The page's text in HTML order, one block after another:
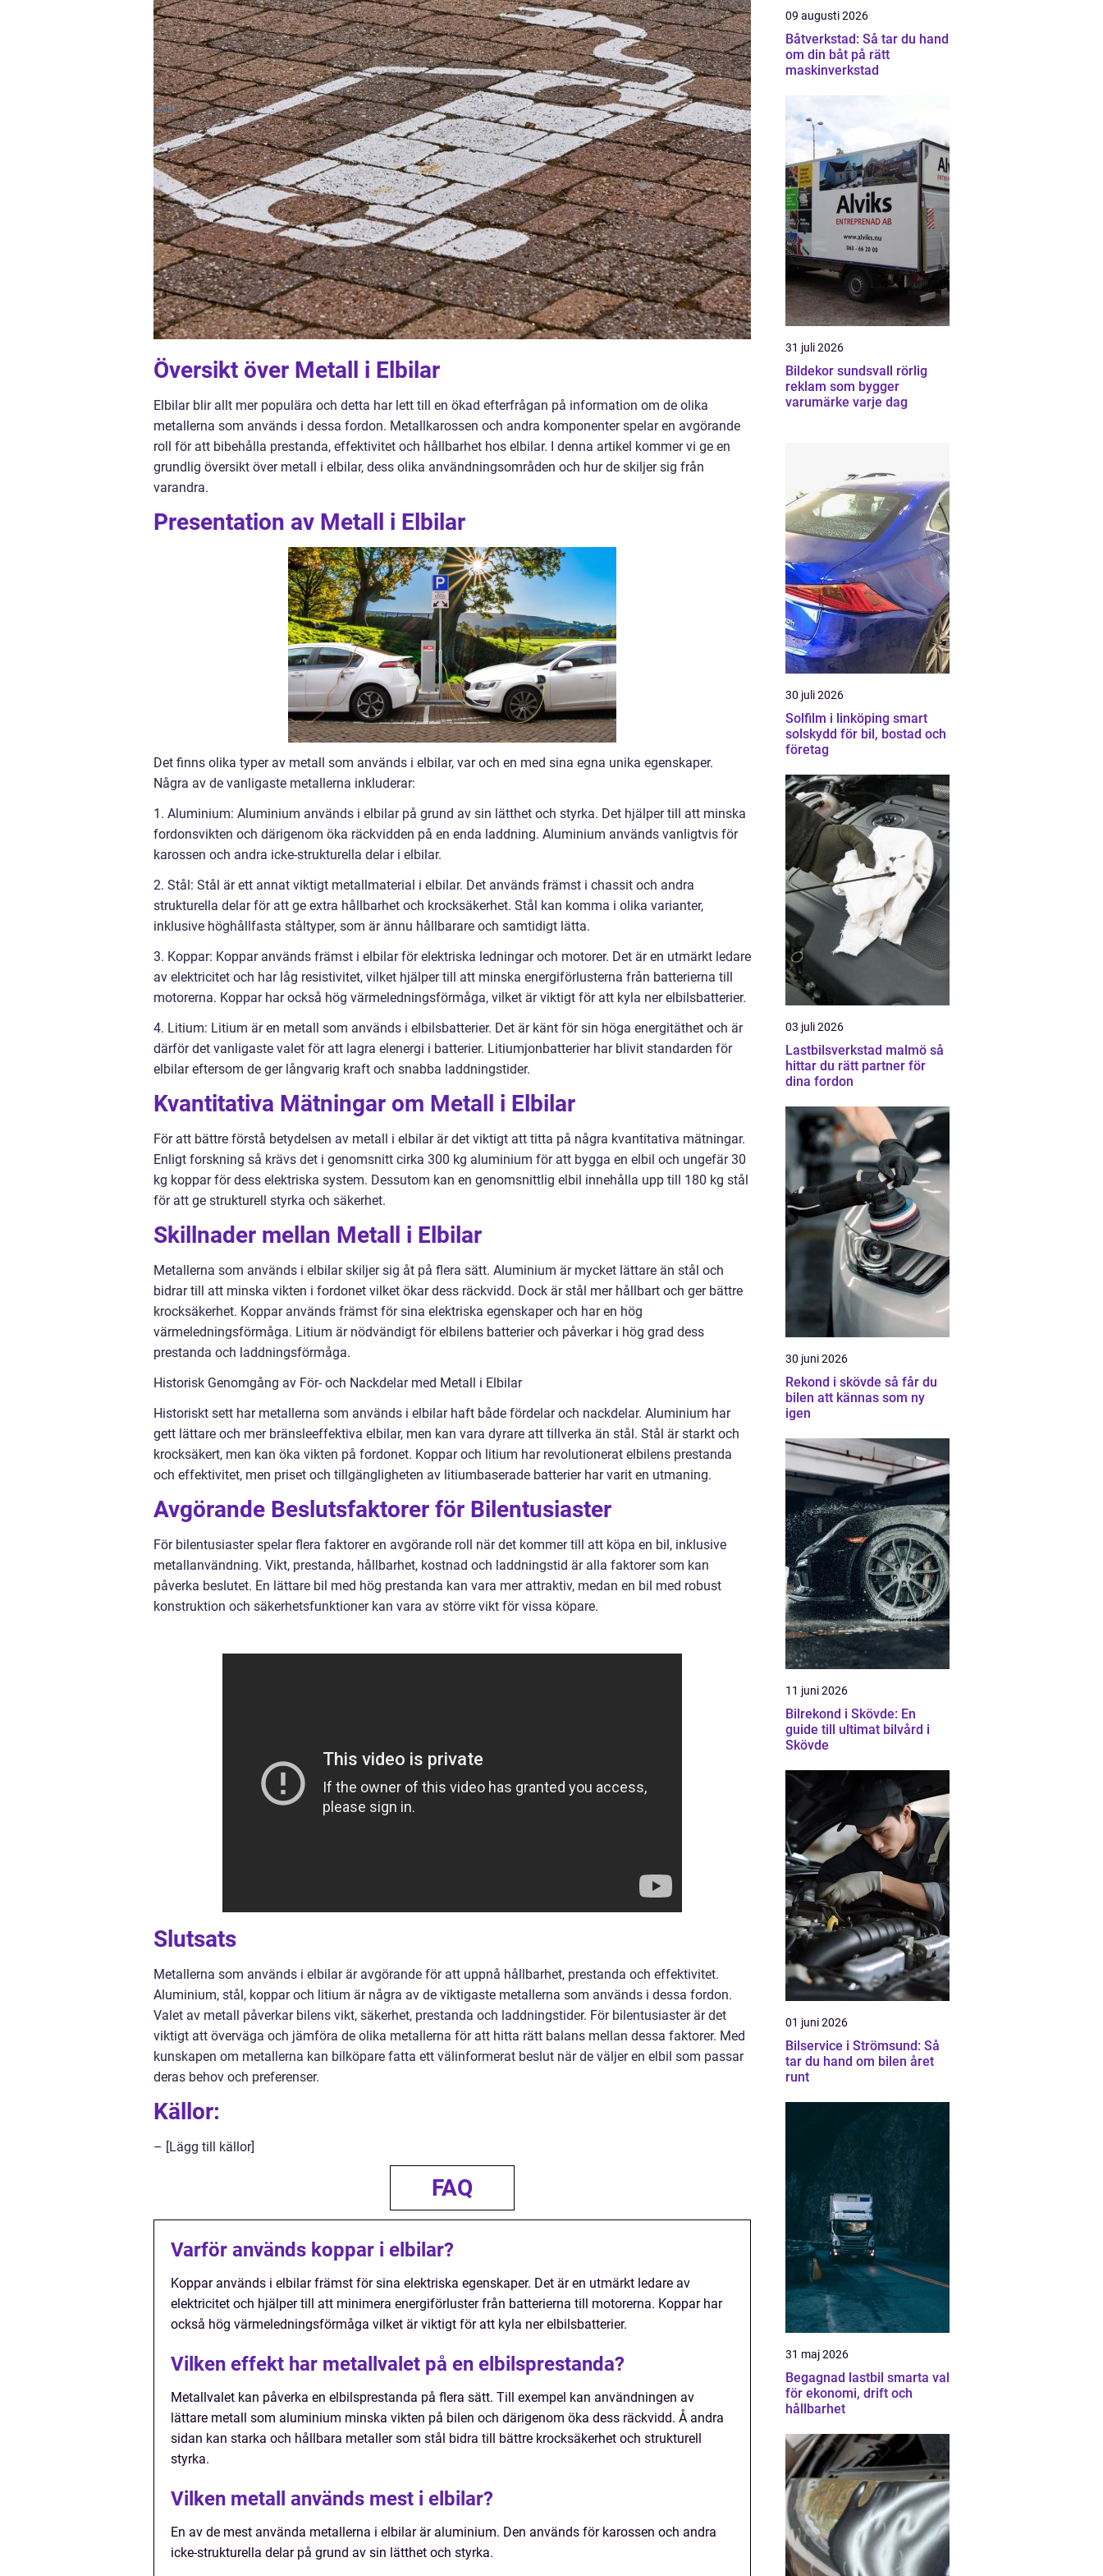
Översikt över Metall i Elbilar
Elbilar blir allt mer populära och detta har lett till en ökad efterfrågan på information om de olika
metallerna som används i dessa fordon. Metallkarossen och andra komponenter spelar en avgörande
roll för att bibehålla prestanda, effektivitet och hållbarhet hos elbilar. I denna artikel kommer vi ge en
grundlig översikt över metall i elbilar, dess olika användningsområden och hur de skiljer sig från
varandra.
Presentation av Metall i Elbilar
Det finns olika typer av metall som används i elbilar, var och en med sina egna unika egenskaper.
Några av de vanligaste metallerna inkluderar:
1. Aluminium: Aluminium används i elbilar på grund av sin lätthet och styrka. Det hjälper till att minska
fordonsvikten och därigenom öka räckvidden på en enda laddning. Aluminium används vanligtvis för
karossen och andra icke-strukturella delar i elbilar.
2. Stål: Stål är ett annat viktigt metallmaterial i elbilar. Det används främst i chassit och andra
strukturella delar för att ge extra hållbarhet och krocksäkerhet. Stål kan komma i olika varianter,
inklusive höghållfasta ståltyper, som är ännu hållbarare och samtidigt lätta.
3. Koppar: Koppar används främst i elbilar för elektriska ledningar och motorer. Det är en utmärkt ledare
av elektricitet och har låg resistivitet, vilket hjälper till att minska energiförlusterna från batterierna till
motorerna. Koppar har också hög värmeledningsförmåga, vilket är viktigt för att kyla ner elbilsbatterier.
4. Litium: Litium är en metall som används i elbilsbatterier. Det är känt för sin höga energitäthet och är
därför det vanligaste valet för att lagra elenergi i batterier. Litiumjonbatterier har blivit standarden för
elbilar eftersom de ger långvarig kraft och snabba laddningstider.
Kvantitativa Mätningar om Metall i Elbilar
För att bättre förstå betydelsen av metall i elbilar är det viktigt att titta på några kvantitativa mätningar.
Enligt forskning så krävs det i genomsnitt cirka 300 kg aluminium för att bygga en elbil och ungefär 30
kg koppar för dess elektriska system. Dessutom kan en genomsnittlig elbil innehålla upp till 180 kg stål
för att ge strukturell styrka och säkerhet.
Skillnader mellan Metall i Elbilar
Metallerna som används i elbilar skiljer sig åt på flera sätt. Aluminium är mycket lättare än stål och
bidrar till att minska vikten i fordonet vilket ökar dess räckvidd. Dock är stål mer hållbart och ger bättre
krocksäkerhet. Koppar används främst för sina elektriska egenskaper och har en hög
värmeledningsförmåga. Litium är nödvändigt för elbilens batterier och påverkar i hög grad dess
prestanda och laddningsförmåga.
Historisk Genomgång av För- och Nackdelar med Metall i Elbilar
Historiskt sett har metallerna som används i elbilar haft både fördelar och nackdelar. Aluminium har
gett lättare och mer bränsleeffektiva elbilar, men kan vara dyrare att tillverka än stål. Stål är starkt och
krocksäkert, men kan öka vikten på fordonet. Koppar och litium har revolutionerat elbilens prestanda
och effektivitet, men priset och tillgängligheten av litiumbaserade batterier har varit en utmaning.
Avgörande Beslutsfaktorer för Bilentusiaster
För bilentusiaster spelar flera faktorer en avgörande roll när det kommer till att köpa en bil, inklusive
metallanvändning. Vikt, prestanda, hållbarhet, kostnad och laddningstid är alla faktorer som kan
påverka beslutet. En lättare bil med hög prestanda kan vara mer attraktiv, medan en bil med robust
konstruktion och säkerhetsfunktioner kan vara av större vikt för vissa köpare.
Slutsats
Metallerna som används i elbilar är avgörande för att uppnå hållbarhet, prestanda och effektivitet.
Aluminium, stål, koppar och litium är några av de viktigaste metallerna som används i dessa fordon.
Valet av metall påverkar bilens vikt, säkerhet, prestanda och laddningstider. För bilentusiaster är det
viktigt att överväga och jämföra de olika metallerna för att hitta rätt balans mellan dessa faktorer. Med
kunskapen om metallerna kan bilköpare fatta ett välinformerat beslut när de väljer en elbil som passar
deras behov och preferenser.
Källor:
– [Lägg till källor]
FAQ
Varför används koppar i elbilar?
Koppar används i elbilar främst för sina elektriska egenskaper. Det är en utmärkt ledare av
elektricitet och hjälper till att minimera energiförluster från batterierna till motorerna. Koppar har
också hög värmeledningsförmåga vilket är viktigt för att kyla ner elbilsbatterier.
Vilken effekt har metallvalet på en elbilsprestanda?
Metallvalet kan påverka en elbilsprestanda på flera sätt. Till exempel kan användningen av
lättare metall som aluminium minska vikten på bilen och därigenom öka dess räckvidd. Å andra
sidan kan starka och hållbara metaller som stål bidra till bättre krocksäkerhet och strukturell
styrka.
Vilken metall används mest i elbilar?
En av de mest använda metallerna i elbilar är aluminium. Den används för karossen och andra
icke-strukturella delar på grund av sin lätthet och styrka.
09 augusti 2026
Båtverkstad: Så tar du hand
om din båt på rätt
maskinverkstad
31 juli 2026
Bildekor sundsvall rörlig
reklam som bygger
varumärke varje dag
30 juli 2026
Solfilm i linköping smart
solskydd för bil, bostad och
företag
03 juli 2026
Lastbilsverkstad malmö så
hittar du rätt partner för
dina fordon
30 juni 2026
Rekond i skövde så får du
bilen att kännas som ny
igen
11 juni 2026
Bilrekond i Skövde: En
guide till ultimat bilvård i
Skövde
01 juni 2026
Bilservice i Strömsund: Så
tar du hand om bilen året
runt
31 maj 2026
Begagnad lastbil smarta val
för ekonomi, drift och
hållbarhet